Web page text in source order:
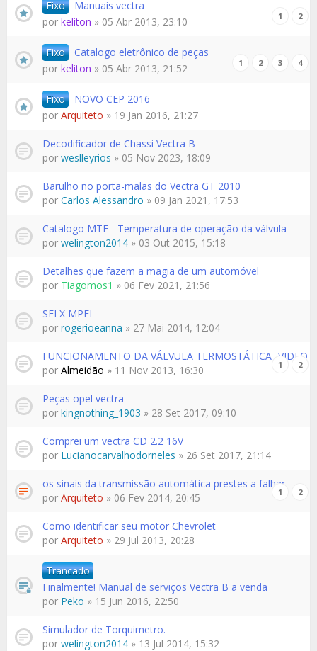
Fixo Manuais vectra
1 2
por keliton » 05 Abr 2013, 23:10
Fixo Catalogo eletrônico de peças
1 2 3 4
por keliton » 05 Abr 2013, 21:52
Fixo
NOVO CEP 2016
por Arquiteto » 19 Jan 2016, 21:27
Decodificador de Chassi Vectra B
por weslleyrios » 05 Nov 2023, 18:09
Barulho no porta-malas do Vectra GT 2010
por Carlos Alessandro » 09 Jan 2021, 17:53
Catalogo MTE - Temperatura de operação da válvula
por welington2014 » 03 Out 2015, 15:18
Detalhes que fazem a magia de um automóvel
por Tiagomos1 » 06 Fev 2021, 21:56
SFI X MPFI
por rogerioeanna » 27 Mai 2014, 12:04
FUNCIONAMENTO DA VÁLVULA TERMOSTÁTICA -VIDEO
1 2
por Almeidão » 11 Nov 2013, 16:30
Peças opel vectra
por kingnothing_1903 » 28 Set 2017, 09:10
Comprei um vectra CD 2.2 16V
por Lucianocarvalhodorneles » 26 Set 2017, 21:14
os sinais da transmissão automática prestes a falhar
1 2
por Arquiteto » 06 Fev 2014, 20:45
Como identificar seu motor Chevrolet
por Arquiteto » 29 Jul 2013, 20:28
Trancado
Finalmente! Manual de serviços Vectra B a venda
por Peko » 15 Jun 2016, 22:50
Simulador de Torquimetro.
por welington2014 » 13 Jul 2014, 15:32